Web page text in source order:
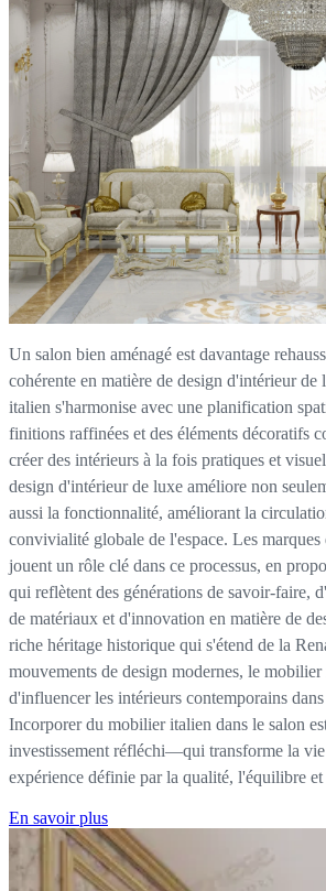
Un salon bien aménagé est davantage
cohérente en matière de design d'intérieur
italien s'harmonise avec une planification
finitions raffinées et des éléments décoratifs
créer des intérieurs à la fois pratiques et
design d'intérieur de luxe améliore non
aussi la fonctionnalité, améliorant la
convivialité globale de l'espace. Les
jouent un rôle clé dans ce processus, en
qui reflètent des générations de savoir-faire,
de matériaux et d'innovation en matière de
riche héritage historique qui s'étend de la
mouvements de design modernes, le
d'influencer les intérieurs contemporains
Incorporer du mobilier italien dans le salon
investissement réfléchi—qui transforme la
expérience définie par la qualité, l'équilibre
En savoir plus